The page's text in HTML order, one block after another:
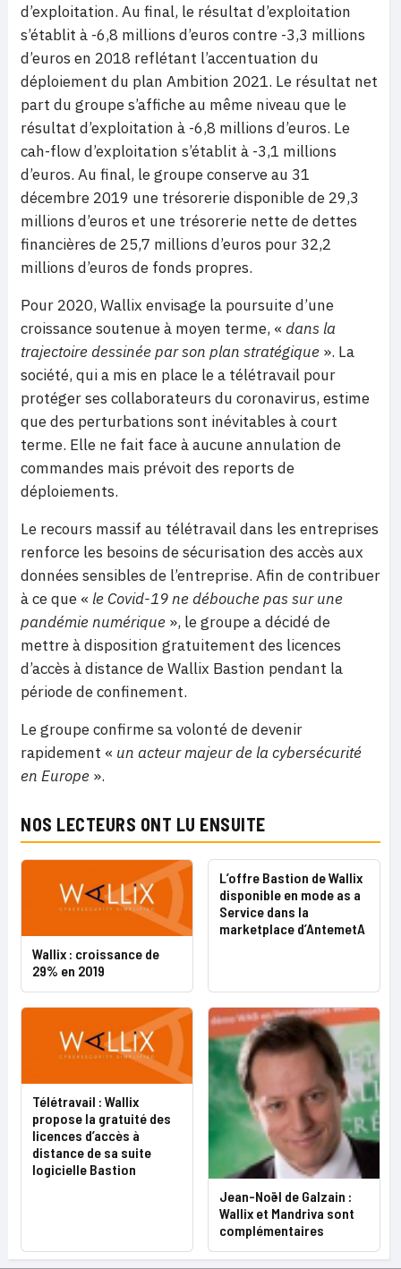
d’exploitation. Au final, le résultat d’exploitation
s’établit à -6,8 millions d’euros contre -3,3 millions
d’euros en 2018 reflétant l’accentuation du
déploiement du plan Ambition 2021. Le résultat net
part du groupe s’affiche au même niveau que le
résultat d’exploitation à -6,8 millions d’euros. Le
cah-flow d’exploitation s’établit à -3,1 millions
d’euros. Au final, le groupe conserve au 31
décembre 2019 une trésorerie disponible de 29,3
millions d’euros et une trésorerie nette de dettes
financières de 25,7 millions d’euros pour 32,2
millions d’euros de fonds propres.
Pour 2020, Wallix envisage la poursuite d’une
croissance soutenue à moyen terme, « dans la
trajectoire dessinée par son plan stratégique ». La
société, qui a mis en place le a télétravail pour
protéger ses collaborateurs du coronavirus, estime
que des perturbations sont inévitables à court
terme. Elle ne fait face à aucune annulation de
commandes mais prévoit des reports de
déploiements.
Le recours massif au télétravail dans les entreprises
renforce les besoins de sécurisation des accès aux
données sensibles de l’entreprise. Afin de contribuer
à ce que « le Covid-19 ne débouche pas sur une
pandémie numérique », le groupe a décidé de
mettre à disposition gratuitement des licences
d’accès à distance de Wallix Bastion pendant la
période de confinement.
Le groupe confirme sa volonté de devenir
rapidement « un acteur majeur de la cybersécurité
en Europe ».
NOS LECTEURS ONT LU ENSUITE
Wallix : croissance de
29% en 2019
L’offre Bastion de Wallix
disponible en mode as a
Service dans la
marketplace d’AntemetA
Télétravail : Wallix
propose la gratuité des
licences d’accès à
distance de sa suite
logicielle Bastion
Jean-Noël de Galzain :
Wallix et Mandriva sont
complémentaires